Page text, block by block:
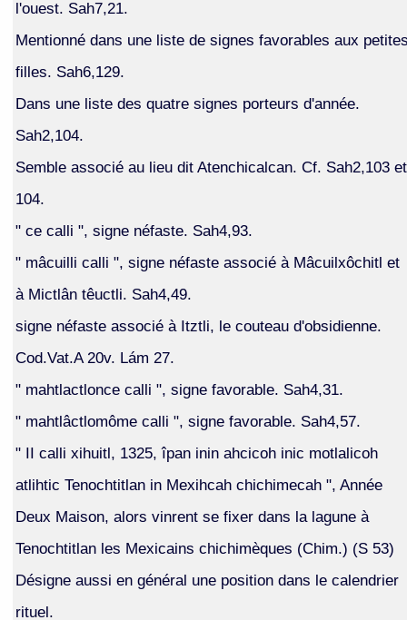
l'ouest. Sah7,21.
Mentionné dans une liste de signes favorables aux
filles. Sah6,129.
Dans une liste des quatre signes porteurs d'année.
Sah2,104.
Semble associé au lieu dit Atenchicalcan. Cf. Sah2,103 et
104.
" ce calli ", signe néfaste. Sah4,93.
" mâcuilli calli ", signe néfaste associé à Mâcuilxôchitl et
à Mictlân têuctli. Sah4,49.
signe néfaste associé à Itztli, le couteau d'obsidienne.
Cod.Vat.A 20v. Lám 27.
" mahtlactlonce calli ", signe favorable. Sah4,31.
" mahtlâctlomôme calli ", signe favorable. Sah4,57.
" II calli xihuitl, 1325, îpan inin ahcicoh inic motlalicoh
atlihtic Tenochtitlan in Mexihcah chichimecah ", Année
Deux Maison, alors vinrent se fixer dans la lagune à
Tenochtitlan les Mexicains chichimèques (Chim.) (S 53)
Désigne aussi en général une position dans le calendrier
rituel.